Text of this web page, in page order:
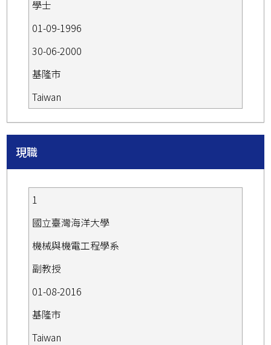
學士
01-09-1996
30-06-2000
基隆市
Taiwan
現職
1
國立臺灣海洋大學
機械與機電工程學系
副教授
01-08-2016
基隆市
Taiwan